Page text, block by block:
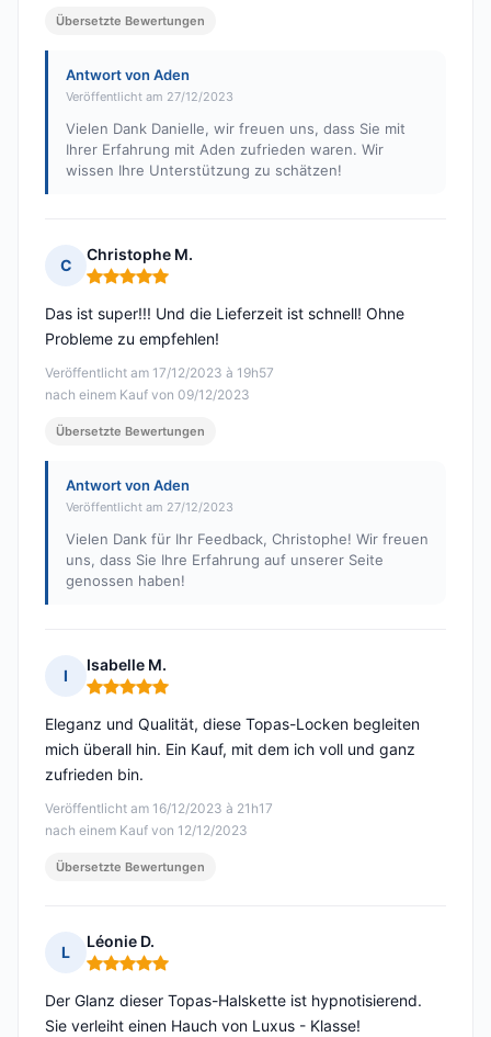
Übersetzte Bewertungen
Antwort von Aden
Veröffentlicht am 27/12/2023
Vielen Dank Danielle, wir freuen uns, dass Sie mit
Ihrer Erfahrung mit Aden zufrieden waren. Wir
wissen Ihre Unterstützung zu schätzen!
C
Christophe M.
Hinweis: 5 von 5
Veröffentlicht am 17/12/2023 à 19h57
nach einem Kauf von 09/12/2023
Das ist super!!! Und die Lieferzeit ist schnell! Ohne
Probleme zu empfehlen!
Übersetzte Bewertungen
Antwort von Aden
Veröffentlicht am 27/12/2023
Vielen Dank für Ihr Feedback, Christophe! Wir freuen
uns, dass Sie Ihre Erfahrung auf unserer Seite
genossen haben!
I
Isabelle M.
Hinweis: 5 von 5
Veröffentlicht am 16/12/2023 à 21h17
nach einem Kauf von 12/12/2023
Eleganz und Qualität, diese Topas-Locken begleiten
mich überall hin. Ein Kauf, mit dem ich voll und ganz
zufrieden bin.
Übersetzte Bewertungen
L
Léonie D.
Hinweis: 5 von 5
Der Glanz dieser Topas-Halskette ist hypnotisierend.
Sie verleiht einen Hauch von Luxus - Klasse!